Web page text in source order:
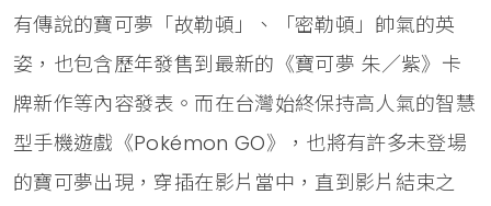
有傳說的寶可夢「故勒頓」、「密勒頓」帥氣的英
姿，也包含歷年發售到最新的《寶可夢 朱／紫》卡
牌新作等內容發表。而在台灣始終保持高人氣的智慧
型手機遊戲《Pokémon GO》，也將有許多未登場
的寶可夢出現，穿插在影片當中，直到影片結束之